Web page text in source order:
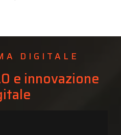
DIGITALE
e innovazione